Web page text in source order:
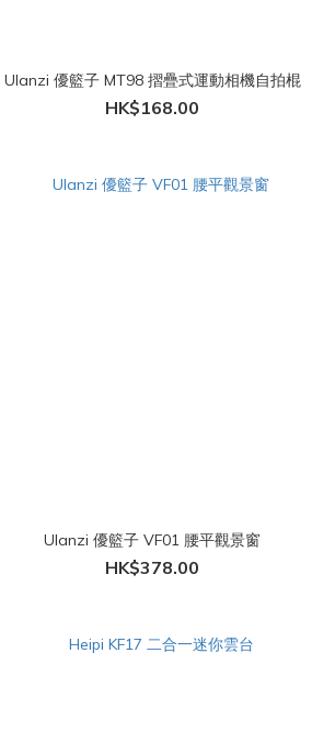
Ulanzi 優籃子 MT98 摺疊式運動相機自拍棍
HK$168.00
Ulanzi 優籃子 VF01 腰平觀景窗
HK$378.00